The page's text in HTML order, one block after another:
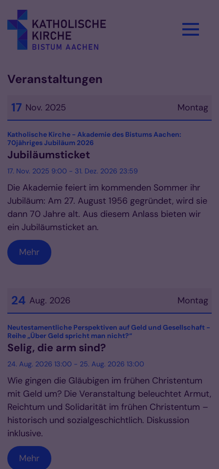
Veranstaltungen
Montag
17 Nov. 2025
Datum: 17. November 2025
Katholische Kirche - Akademie des Bistums Aachen:
70jähriges Jubiläum 2026
Jubiläumsticket
17. Nov. 2025 9:00 - 31. Dez. 2026 23:59
Die Akademie feiert im kommenden Sommer ihr
Jubiläum: Am 27. August 1956 gegründet, wird sie
dann 70 Jahre alt. Aus diesem Anlass bieten wir
ein Jubiläumsticket an.
Mehr
Montag
24 Aug. 2026
Datum: 24. August 2026
Neutestamentliche Perspektiven auf Geld und Gesellschaft -
Reihe „Über Geld spricht man nicht?“:
Selig, die arm sind?
24. Aug. 2026 13:00 - 25. Aug. 2026 13:00
Wie gingen die Gläubigen im frühen Christentum
mit Geld um? Die Veranstaltung beleuchtet Armut,
Reichtum und Solidarität im frühen Christentum –
historisch und sozialgeschichtlich. Diskussion
inklusive.
Mehr